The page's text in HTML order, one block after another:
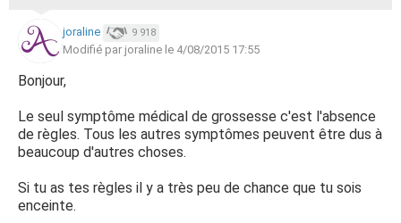
joraline 9 918
Modifié par joraline le 4/08/2015 17:55
Bonjour,
Le seul symptôme médical de grossesse c'est l'absence
de règles. Tous les autres symptômes peuvent être dus à
beaucoup d'autres choses.
Si tu as tes règles il y a très peu de chance que tu sois
enceinte.